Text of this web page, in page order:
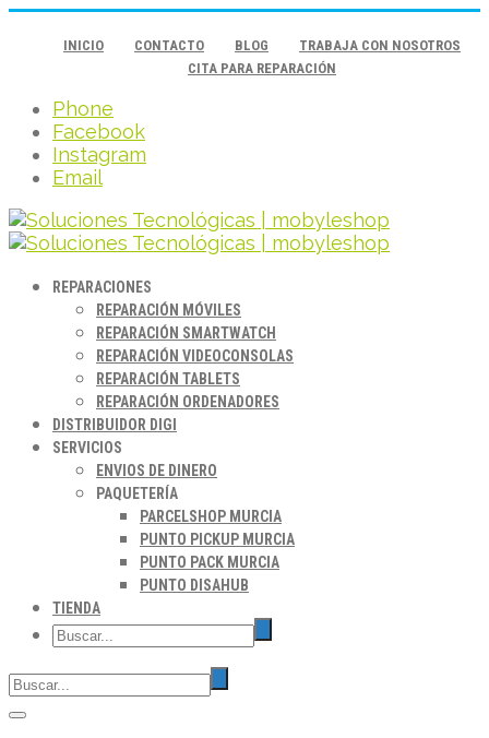
INICIO CONTACTO BLOG
TRABAJA CON NOSOTROS
CITA PARA REPARACIÓN
Phone
Facebook
Instagram
Email
REPARACIONES
REPARACIÓN MÓVILES
REPARACIÓN SMARTWATCH
REPARACIÓN VIDEOCONSOLAS
REPARACIÓN TABLETS
REPARACIÓN ORDENADORES
DISTRIBUIDOR DIGI
SERVICIOS
ENVIOS DE DINERO
PAQUETERÍA
PARCELSHOP MURCIA
PUNTO PICKUP MURCIA
PUNTO PACK MURCIA
PUNTO DISAHUB
TIENDA